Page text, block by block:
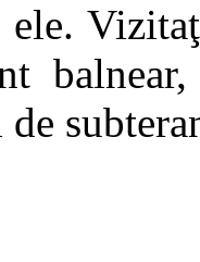
de